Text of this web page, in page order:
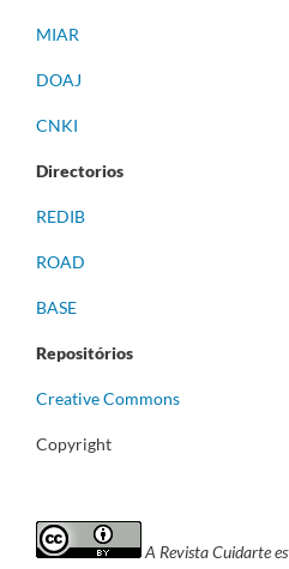
MIAR
DOAJ
CNKI
Directorios
REDIB
ROAD
BASE
Repositórios
Creative Commons
Copyright
A Revista Cuidarte